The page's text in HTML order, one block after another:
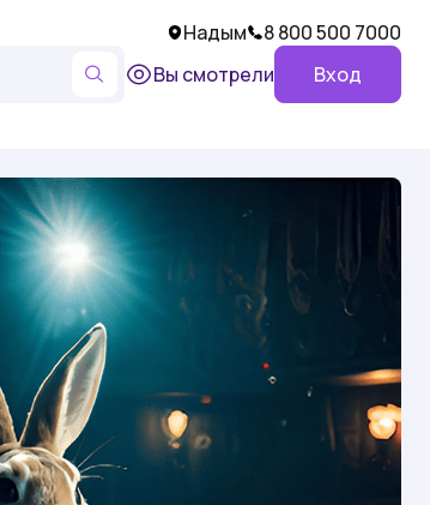
Надым
8 800 500 7000
Вы смотрели
Вход